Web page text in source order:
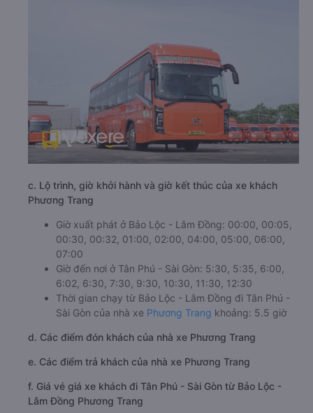
c. Lộ trình, giờ khởi hành và giờ kết thúc của xe khách
Phương Trang
Giờ xuất phát ở Bảo Lộc - Lâm Đồng: 00:00, 00:05,
00:30, 00:32, 01:00, 02:00, 04:00, 05:00, 06:00,
07:00
Giờ đến nơi ở Tân Phú - Sài Gòn: 5:30, 5:35, 6:00,
6:02, 6:30, 7:30, 9:30, 10:30, 11:30, 12:30
Thời gian chạy từ Bảo Lộc - Lâm Đồng đi Tân Phú -
Sài Gòn của nhà xe Phương Trang khoảng: 5.5 giờ
d. Các điểm đón khách của nhà xe Phương Trang
e. Các điểm trả khách của nhà xe Phương Trang
f. Giá vé giá xe khách đi Tân Phú - Sài Gòn từ Bảo Lộc -
Lâm Đồng Phương Trang